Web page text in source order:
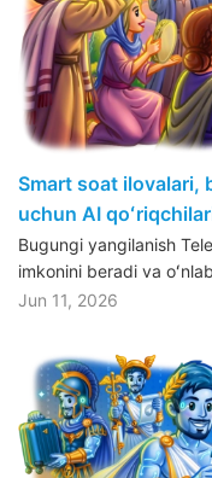
Smart soat ilovalari,
uchun AI
Bugungi yangilanish
imkonini beradi va
Jun 11, 2026